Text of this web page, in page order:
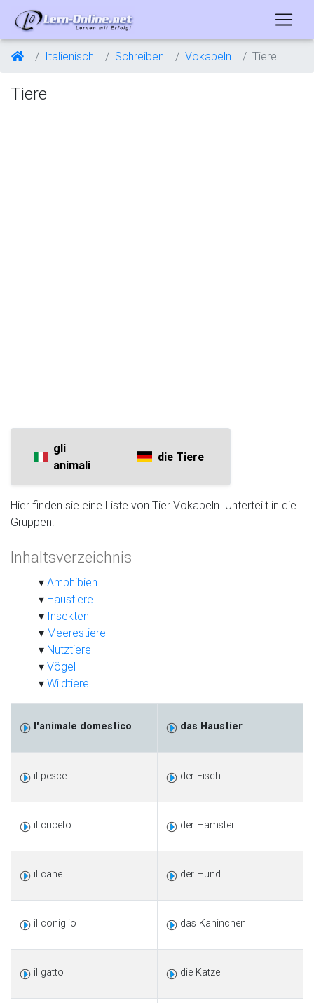
Italienisch Schreiben Vokabeln Tiere
Tiere
gli
animali
die Tiere
Hier finden sie eine Liste von Tier Vokabeln. Unterteilt in die
Gruppen:
Inhaltsverzeichnis
Amphibien
Haustiere
Insekten
Meerestiere
Nutztiere
Vögel
Wildtiere
l'animale domestico das Haustier
il pesce der Fisch
il criceto der Hamster
il cane der Hund
il coniglio das Kaninchen
il gatto die Katze